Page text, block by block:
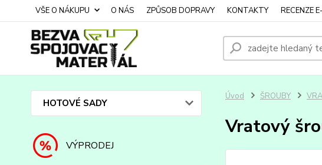
VŠE O NÁKUPU O NÁS ZPŮSOB DOPRAVY KONTAKTY RECENZE
HOTOVÉ SADY
VÝPRODEJ
Úvod ŠROUBY
Vratový